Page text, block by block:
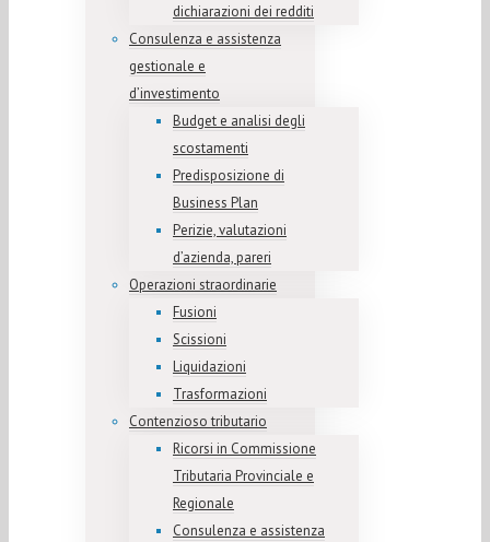
dichiarazioni dei redditi
Consulenza e assistenza
gestionale e
d’investimento
Budget e analisi degli
scostamenti
Predisposizione di
Business Plan
Perizie, valutazioni
d’azienda, pareri
Operazioni straordinarie
Fusioni
Scissioni
Liquidazioni
Trasformazioni
Contenzioso tributario
Ricorsi in Commissione
Tributaria Provinciale e
Regionale
Consulenza e assistenza